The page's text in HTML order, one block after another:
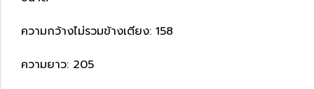
ความกว้างไม่รวมข้างเตียง: 158
ความยาว: 205